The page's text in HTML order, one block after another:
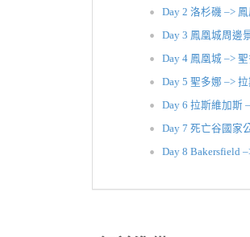
Day 2 洛杉磯 –>
Day 3 鳳凰城周邊
Day 4 鳳凰城 –>
Day 5 聖多娜 –>
Day 6 拉斯維加斯
Day 7 死亡谷國家
Day 8 Bakersfield